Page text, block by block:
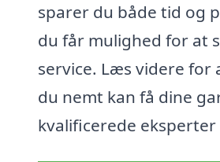
sparer du både tid og
du får mulighed for at
service. Læs videre for
du nemt kan få dine
kvalificerede